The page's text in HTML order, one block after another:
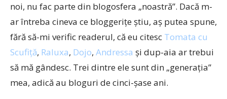
noi, nu fac parte din blogosfera „noastră”. Dacă m-
ar întreba cineva ce bloggeriţe ştiu, aş putea spune,
fără să-mi verific readerul, că eu citesc Tomata cu
Scufiţă, Raluxa, Dojo, Andressa şi dup-aia ar trebui
să mă gândesc. Trei dintre ele sunt din „generaţia”
mea, adică au bloguri de cinci-şase ani.